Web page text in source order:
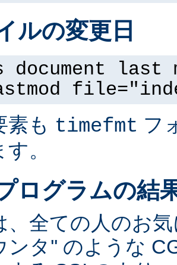
ルの変更日
document
素も timefmt フ
。
ログラムの結
、全ての人のお
ンタ'' のような